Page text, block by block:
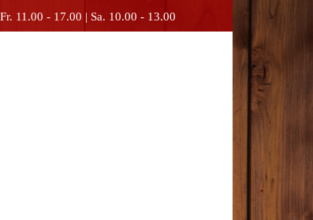
11.00 - 17.00 | Sa. 10.00 - 13.00